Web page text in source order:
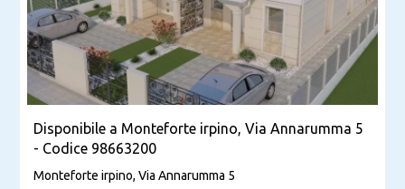
Disponibile a Monteforte irpino, Via Annarumma 5
- Codice 98663200
Monteforte irpino, Via Annarumma 5